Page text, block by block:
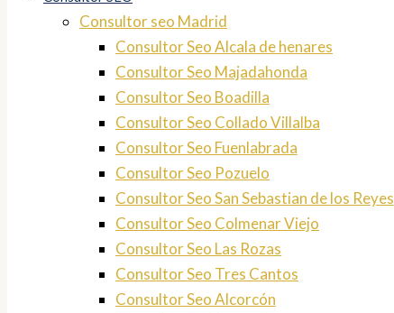
Consultor seo Madrid
Consultor Seo Alcala de henares
Consultor Seo Majadahonda
Consultor Seo Boadilla
Consultor Seo Collado Villalba
Consultor Seo Fuenlabrada
Consultor Seo Pozuelo
Consultor Seo San Sebastian de los Reyes
Consultor Seo Colmenar Viejo
Consultor Seo Las Rozas
Consultor Seo Tres Cantos
Consultor Seo Alcorcón